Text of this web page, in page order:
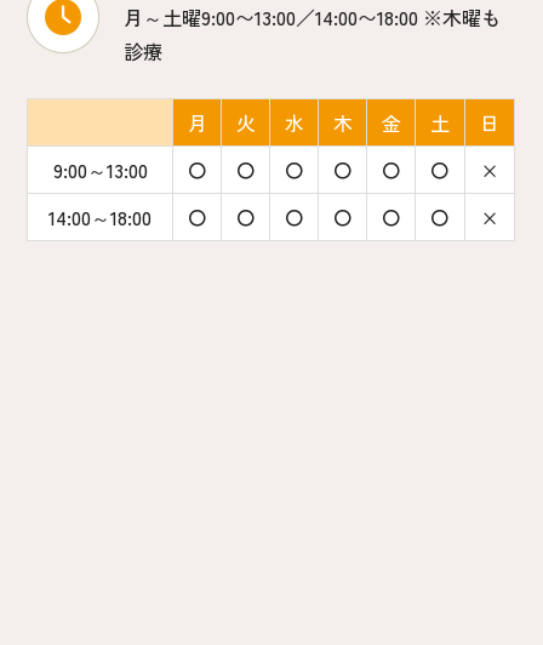
月～土曜9:00〜13:00／14:00〜18:00 ※木曜も
診療
月 火 水 木 金 土
日
9:00～13:00
〇 〇 〇 〇 〇 〇
×
14:00～18:00
〇 〇 〇 〇 〇 〇 ×